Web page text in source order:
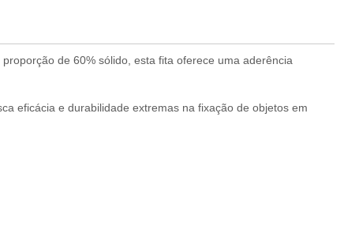
de 60% sólido, esta fita oferece uma aderência
eficácia e durabilidade extremas na fixação de objetos em